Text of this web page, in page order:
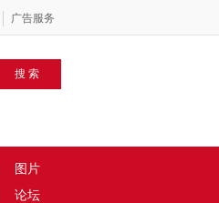
广告服务
图片
论坛